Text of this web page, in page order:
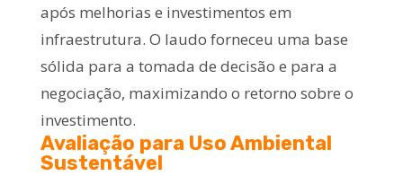
após melhorias e investimentos em
infraestrutura. O laudo forneceu uma base
sólida para a tomada de decisão e para a
negociação, maximizando o retorno sobre o
investimento.
Avaliação para Uso Ambiental
Sustentável